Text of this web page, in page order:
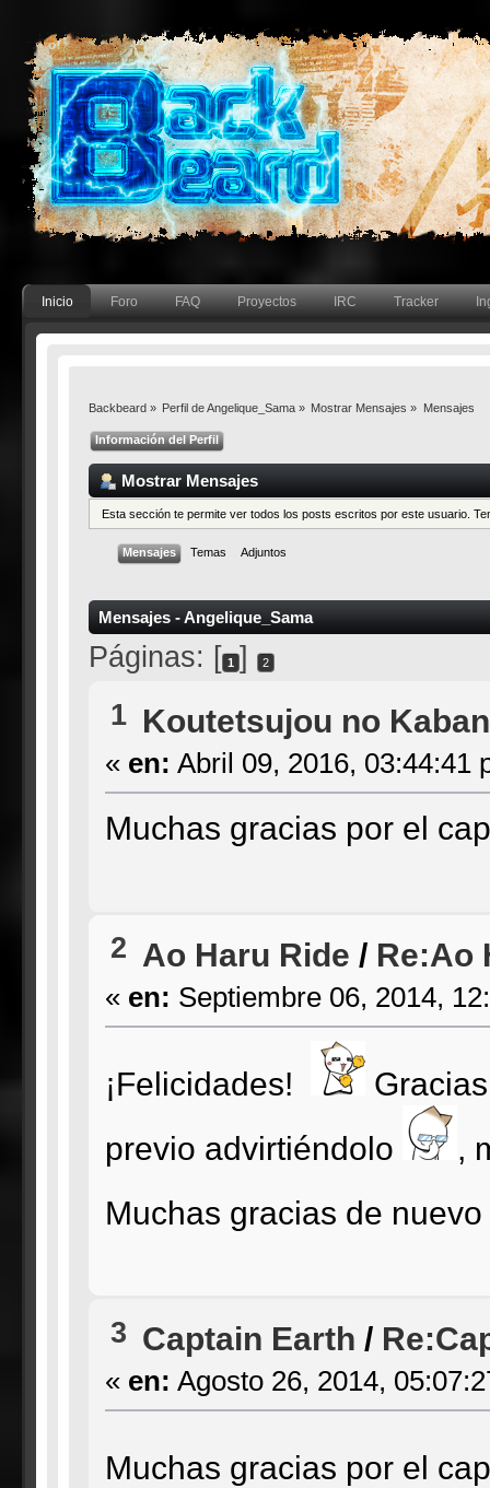
Inicio Foro FAQ Proyectos IRC Tracker
Backbeard» Perfil de Angelique_Sama» Mostrar Mensajes » Mensajes
Información del Perfil
Mostrar Mensajes
Esta sección te permite ver todos los posts escritos por este usuario.
Mensajes Temas Adjuntos
Mensajes - Angelique_Sama
Páginas: [ 1 ] 2
1 Koutetsujou no
« en: Abril 09, 2016, 03:44:41
Muchas gracias por el
2 Ao Haru Ride / Re:Ao
« en: Septiembre 06, 2014,
¡Felicidades!
previo advirtiéndolo
,
Muchas gracias de
3 Captain Earth /
« en: Agosto 26, 2014,
Muchas gracias por el